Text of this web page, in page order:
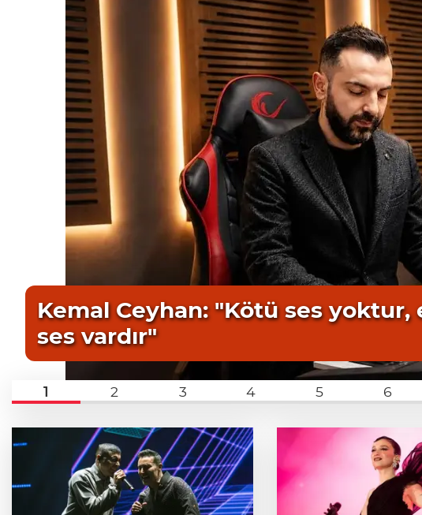
Kemal Ceyhan: "Kötü ses yoktur,
ses vardır"
1 2 3 4 5 6